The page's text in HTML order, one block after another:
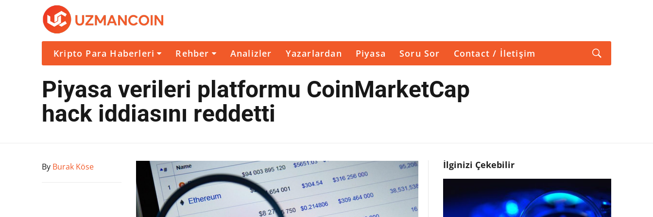
Kripto Para Haberleri Rehber Analizler Yazarlardan Piyasa Soru Sor Contact / İletişim
Piyasa verileri platformu CoinMarketCap
hack iddiasını reddetti
By Burak Köse İlginizi Çekebilir